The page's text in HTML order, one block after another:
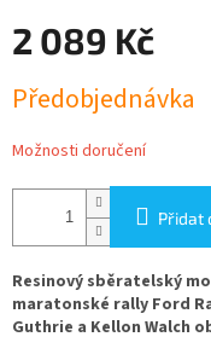
2 089 Kč
cena:
Předobjednávka
Možnosti doručení
Přidat
Resinový sběratelský
maratonské rally Ford
Guthrie a Kellon Walch